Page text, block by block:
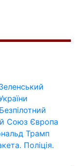
Безпілотний
Союз Європа
Трамп
Поліція.